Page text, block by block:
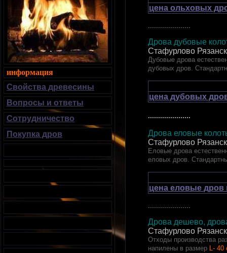
цена ольховых
Дрова дубовые
Стафурлово
Дубовые дрова
дубовых дров.
цена дубовых
.....................
Дрова еловые
Стафурлово
Еловые дрова
еловых дров.
цена еловые дров
.....................
Дрова дешево,
Стафурлово
Отходы производства
напилены в размер L- 40
информация
Свойства древесины
Вопросы и ответы
Сотрудничество
Покупка дров